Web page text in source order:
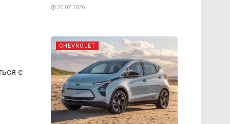
с
20.07.2026
CHEVROLET